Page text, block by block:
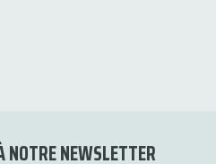
NOTRE NEWSLETTER